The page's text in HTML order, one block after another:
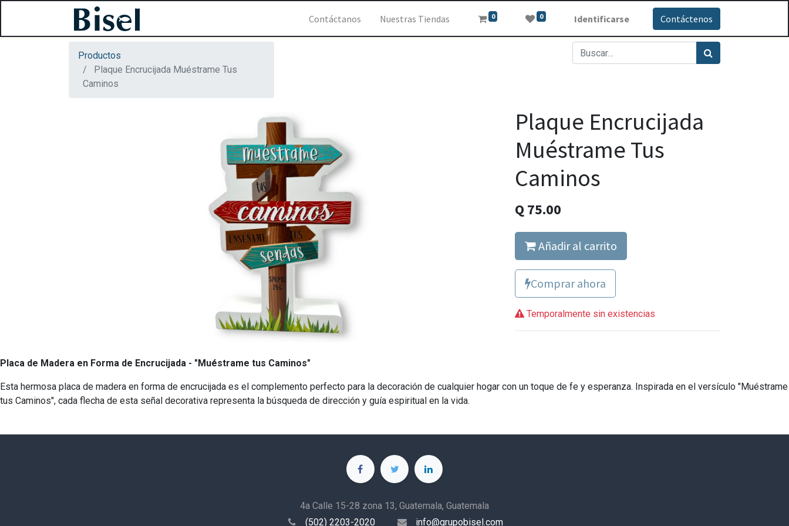
Contáctanos Nuestras Tiendas 0 0 Identificarse Contáctenos
Productos
Plaque Encrucijada Muéstrame Tus
Caminos
Plaque Encrucijada
Muéstrame Tus
Caminos
Q 75.00
Añadir al carrito
Comprar ahora
Temporalmente sin existencias
Placa de Madera en Forma de Encrucijada - "Muéstrame tus Caminos"
Esta hermosa placa de madera en forma de encrucijada es el complemento perfecto para la decoración de cualquier hogar con un toque de fe y esperanza. Inspirada en el versículo "Muéstrame
tus Caminos", cada flecha de esta señal decorativa representa la búsqueda de dirección y guía espiritual en la vida.
4a Calle 15-28 zona 13, Guatemala, Guatemala
(502) 2203-2020
info@grupobisel.com